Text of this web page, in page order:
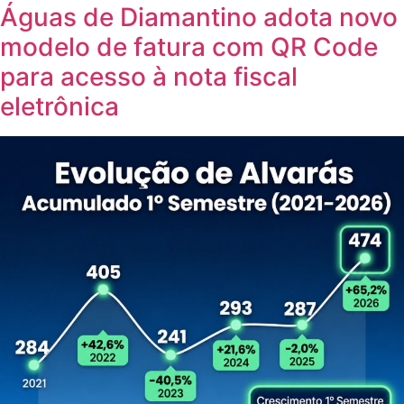
Águas de Diamantino adota novo
modelo de fatura com QR Code
para acesso à nota fiscal
eletrônica